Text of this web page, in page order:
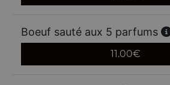
Boeuf sauté aux 5 parfums
11.00€